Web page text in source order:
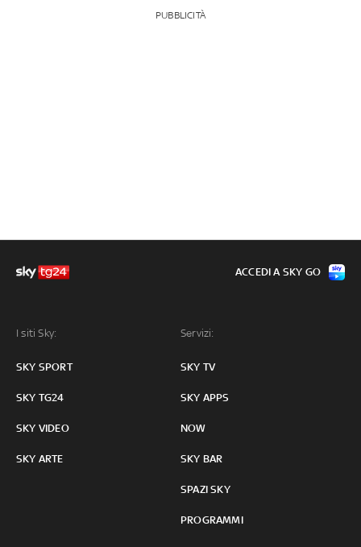
PUBBLICITÀ
I siti Sky:
SKY SPORT
SKY TG24
SKY VIDEO
SKY ARTE
Servizi:
SKY TV
SKY APPS
NOW
SKY BAR
SPAZI SKY
PROGRAMMI
ACCEDI A SKY GO